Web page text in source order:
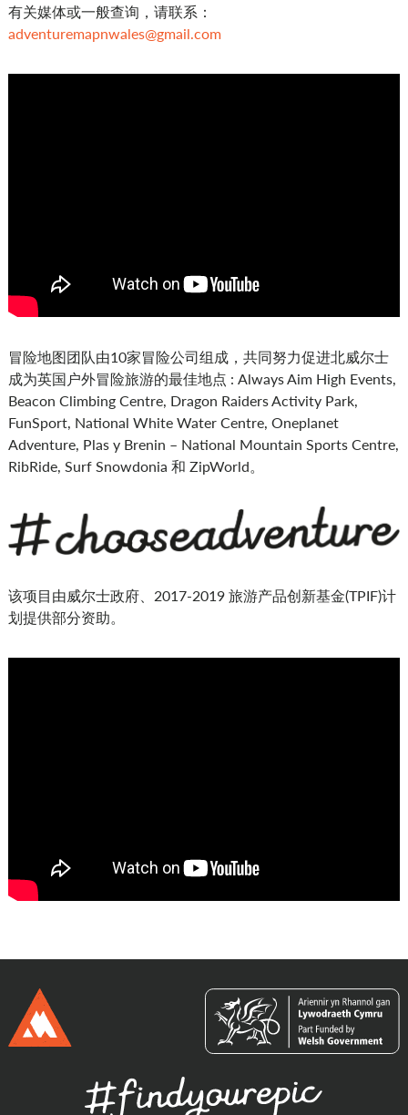
有关媒体或一般查询，请联系：
adventuremapnwales@gmail.com
冒险地图团队由10家冒险公司组成，共同努力促进北威尔士
成为英国户外冒险旅游的最佳地点 : Always Aim High Events,
Beacon Climbing Centre, Dragon Raiders Activity Park,
FunSport, National White Water Centre, Oneplanet
Adventure, Plas y Brenin – National Mountain Sports Centre,
RibRide, Surf Snowdonia 和 ZipWorld。
该项目由威尔士政府、2017-2019 旅游产品创新基金(TPIF)计
划提供部分资助。